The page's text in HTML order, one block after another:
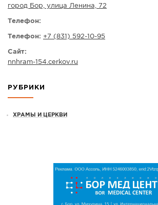
город Бор, улица Ленина, 72
Телефон:
Телефон: +7 (831) 592-10-95
Сайт:
nnhram-154.cerkov.ru
РУБРИКИ
ХРАМЫ И ЦЕРКВИ